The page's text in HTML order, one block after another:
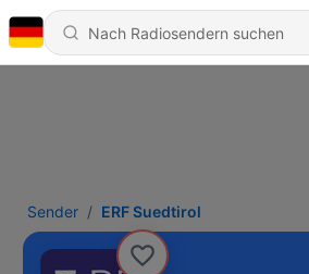
Sender ERF Suedtirol